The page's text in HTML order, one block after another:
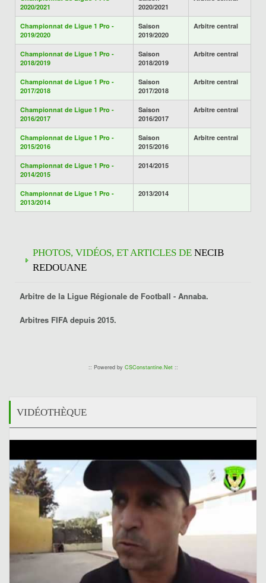
2020/2021
2020/2021
Championnat de Ligue 1 Pro -
2019/2020
Saison
2019/2020
Arbitre central
Championnat de Ligue 1 Pro -
2018/2019
Saison
2018/2019
Arbitre central
Championnat de Ligue 1 Pro -
2017/2018
Saison
2017/2018
Arbitre central
Championnat de Ligue 1 Pro -
2016/2017
Saison
2016/2017
Arbitre central
Championnat de Ligue 1 Pro -
2015/2016
Saison
2015/2016
Arbitre central
Championnat de Ligue 1 Pro -
2014/2015
2014/2015
Championnat de Ligue 1 Pro -
2013/2014
2013/2014
PHOTOS, VIDÉOS, ET ARTICLES DE NECIB
REDOUANE
Arbitre de la Ligue Régionale de Football - Annaba.
Arbitres FIFA depuis 2015.
:: Powered by CSConstantine.Net::
VIDÉOTHÈQUE